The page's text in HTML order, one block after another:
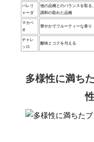
パレリ
ャーダ
他の品種とのバランスを取る、
調和の取れた品種
マカベ
オ
華やかでフルーティーな香り
チャレ
ッロ
酸味とコクを与える
多様性に満ち